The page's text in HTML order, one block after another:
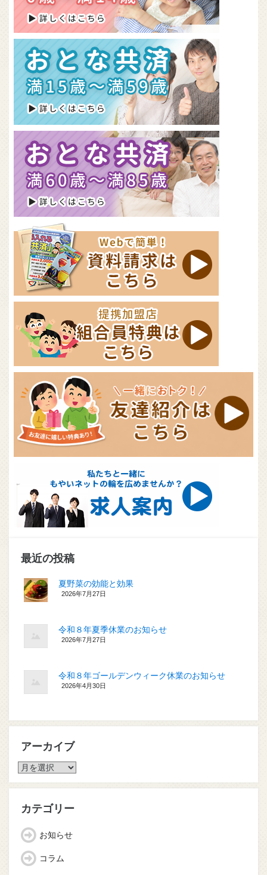
最近の投稿
夏野菜の効能と効果
2026年7月27日
令和８年夏季休業のお知らせ
2026年7月27日
令和８年ゴールデンウィーク休業のお知らせ
2026年4月30日
アーカイブ
ア
カ
ブ
カテゴリー
お知らせ
コラム